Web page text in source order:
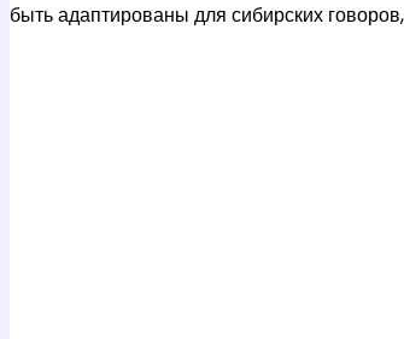
быть адаптированы для сибирских